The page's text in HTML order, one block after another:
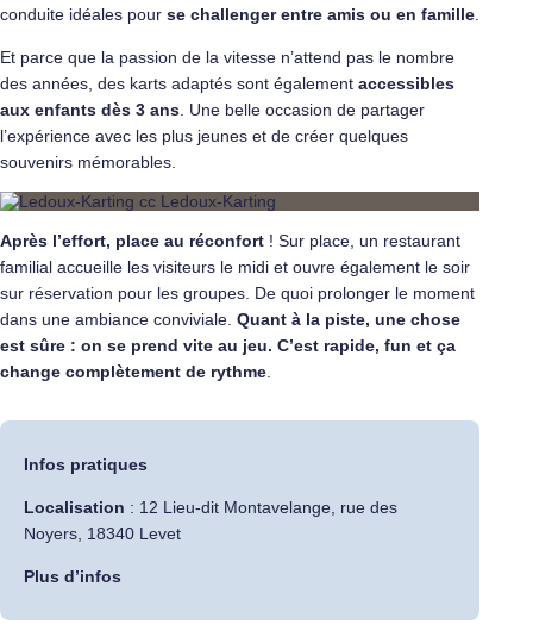
conduite idéales pour se challenger entre amis ou en famille
Et parce que la passion de la vitesse n’attend pas le nombre
des années, des karts adaptés sont également accessibles
aux enfants dès 3 ans . Une belle occasion de partager
l’expérience avec les plus jeunes et de créer quelques
souvenirs mémorables.
Après l’effort, place au réconfort ! Sur place, un restaurant
familial accueille les visiteurs le midi et ouvre également le soir
sur réservation pour les groupes. De quoi prolonger le moment
dans une ambiance conviviale. Quant à la piste, une chose
est sûre : on se prend vite au jeu. C’est rapide, fun et ça
change complètement de rythme
Infos pratiques
Localisation : 12 Lieu-dit Montavelange, rue des
Noyers, 18340 Levet
Plus d’infos